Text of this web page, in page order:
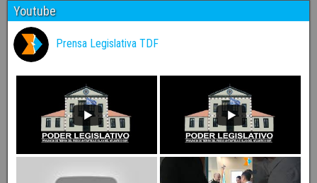
Youtube
Prensa Legislativa TDF